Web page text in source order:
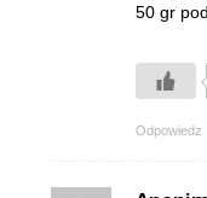
50 gr
Odpowiedz